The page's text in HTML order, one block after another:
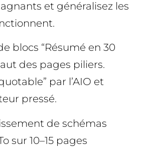
et généralisez les
blocs “Résumé en 30
des pages piliers.
par l’AIO et
pressé.
de schémas
sur 10–15 pages